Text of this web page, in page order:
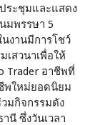
ระชุมและแสดง
มพรรษา 5
งานมีการโชว์
สวนาเพื่อให้
Trader อาชีพที่
พใหม่ยอดนิยม
มกิจกรรมดัง
นี ซึ่งวันเวลา